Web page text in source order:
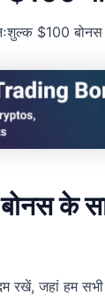
$100 बोनस
के साथ
जहां हम सभी